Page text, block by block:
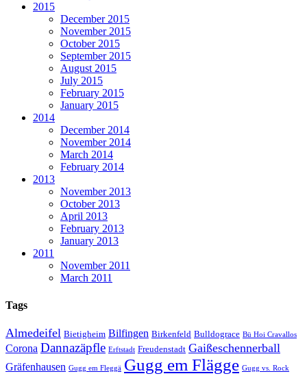
2015
December 2015
November 2015
October 2015
September 2015
August 2015
July 2015
February 2015
January 2015
2014
December 2014
November 2014
March 2014
February 2014
2013
November 2013
October 2013
April 2013
February 2013
January 2013
2011
November 2011
March 2011
Tags
Almedeifel Bietigheim Bilfingen Birkenfeld Bulldograce Bü Hoi Cravallos
Corona Dannazäpfle Erftstadt Freudenstadt Gaißeschennerball
Gräfenhausen Gugg em Fleggä Gugg em Flägge Gugg vs. Rock